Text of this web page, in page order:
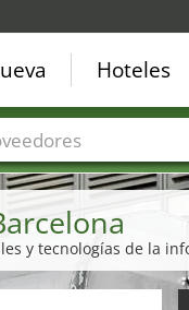
y tecnologías de la
Hoteles
de proveedor de